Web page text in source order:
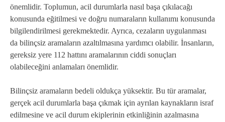
önemlidir. Toplumun, acil durumlarla nasıl başa çıkılacağı
konusunda eğitilmesi ve doğru numaraların kullanımı konusunda
bilgilendirilmesi gerekmektedir. Ayrıca, cezaların uygulanması
da bilinçsiz aramaların azaltılmasına yardımcı olabilir. İnsanların,
gereksiz yere 112 hattını aramalarının ciddi sonuçları
olabileceğini anlamaları önemlidir.
Bilinçsiz aramaların bedeli oldukça yüksektir. Bu tür aramalar,
gerçek acil durumlarla başa çıkmak için ayrılan kaynakların israf
edilmesine ve acil durum ekiplerinin etkinliğinin azalmasına